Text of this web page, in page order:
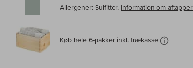
Allergener: Sulfitter, Information om aftapper
Køb hele 6-pakker inkl. trækasse